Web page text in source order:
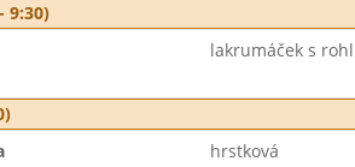
9:30)
lakrumáček s
hrstková